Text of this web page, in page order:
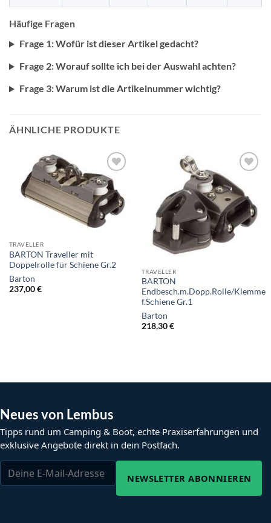
Häufige Fragen
Frage 1: Wofür ist dieser Artikel gedacht?
Frage 2: Worauf sollte ich bei der Auswahl achten?
Frage 3: Warum ist die Artikelnummer wichtig?
ÄHNLICHE PRODUKTE
TRAVELLER
BARTON Traveller mit
Doppelrolle für Schiene Gr.2
Barton
237,00€
TRAVELLER
BARTON
Endbesch.m.Dopp.Rolle/Klemme
f.Schiene Gr.1
Barton
218,30€
Neues von Lembus
Tipps rund um Camping & Boot, echte Praxiserfahrungen und
exklusive Angebote direkt in dein Postfach.
NEWSLETTER ABONNIEREN